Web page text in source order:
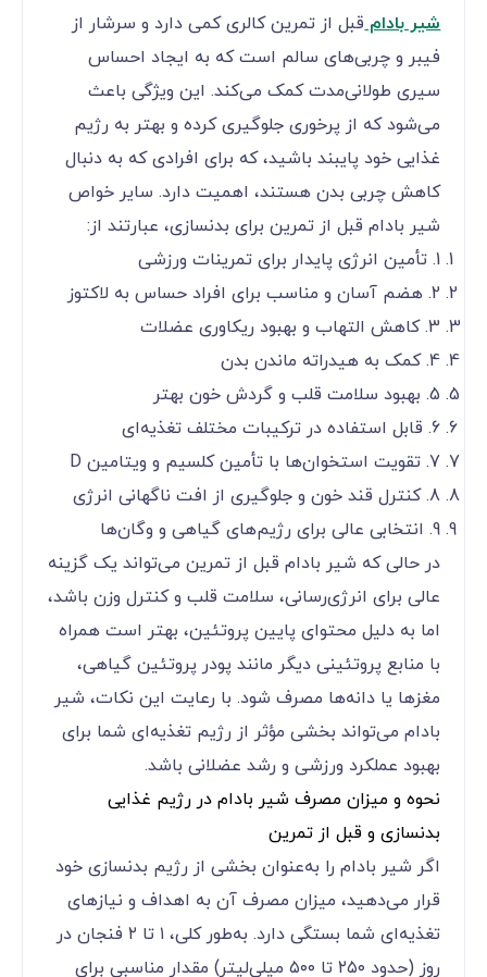
شیر بادامقبل از تمرین کالری کمی دارد و سرشار از
فیبر و چربی‌های سالم است که به ایجاد احساس
سیری طولانی‌مدت کمک می‌کند. این ویژگی باعث
می‌شود که از پرخوری جلوگیری کرده و بهتر به رژیم
غذایی خود پایبند باشید، که برای افرادی که به دنبال
کاهش چربی بدن هستند، اهمیت دارد. سایر خواص
شیر بادام قبل از تمرین برای بدنسازی، عبارتند از:
1. تأمین انرژی پایدار برای تمرینات ورزشی
2. هضم آسان و مناسب برای افراد حساس به لاکتوز
3. کاهش التهاب و بهبود ریکاوری عضلات
4. کمک به هیدراته ماندن بدن
5. بهبود سلامت قلب و گردش خون بهتر
6. قابل استفاده در ترکیبات مختلف تغذیه‌ای
7. تقویت استخوان‌ها با تأمین کلسیم و ویتامین D
8. کنترل قند خون و جلوگیری از افت ناگهانی انرژی
9. انتخابی عالی برای رژیم‌های گیاهی و وگان‌ها
در حالی که شیر بادام قبل از تمرین می‌تواند یک گزینه
عالی برای انرژی‌رسانی، سلامت قلب و کنترل وزن باشد،
اما به دلیل محتوای پایین پروتئین، بهتر است همراه
با منابع پروتئینی دیگر مانند پودر پروتئین گیاهی،
مغزها یا دانه‌ها مصرف شود. با رعایت این نکات، شیر
بادام می‌تواند بخشی مؤثر از رژیم تغذیه‌ای شما برای
بهبود عملکرد ورزشی و رشد عضلانی باشد.
نحوه و میزان مصرف شیر بادام در رژیم غذایی
بدنسازی و قبل از تمرین
اگر شیر بادام را به‌عنوان بخشی از رژیم بدنسازی خود
قرار می‌دهید، میزان مصرف آن به اهداف و نیازهای
تغذیه‌ای شما بستگی دارد. به‌طور کلی، ۱ تا ۲ فنجان در
روز (حدود ۲۵۰ تا ۵۰۰ میلی‌لیتر) مقدار مناسبی برای